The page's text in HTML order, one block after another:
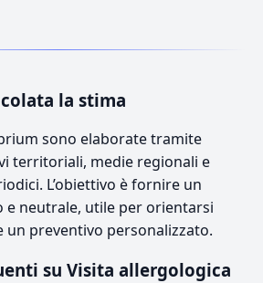
la stima
sono elaborate tramite
territoriali, medie regionali e
L’obiettivo è fornire un
e neutrale, utile per orientarsi
un preventivo personalizzato.
su Visita allergologica